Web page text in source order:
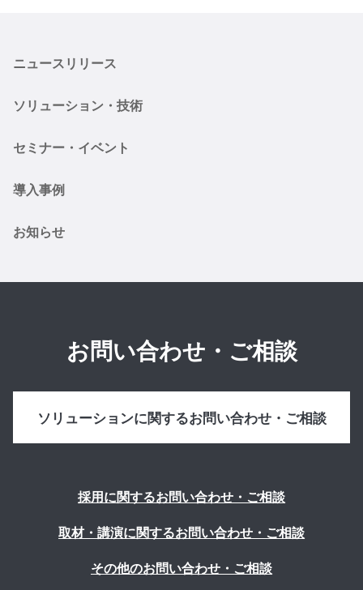
ニュースリリース
ソリューション・技術
セミナー・イベント
導入事例
お知らせ
お問い合わせ・ご相談
ソリューションに関するお問い合わせ・ご相談
採用に関するお問い合わせ・ご相談
取材・講演に関するお問い合わせ・ご相談
その他のお問い合わせ・ご相談